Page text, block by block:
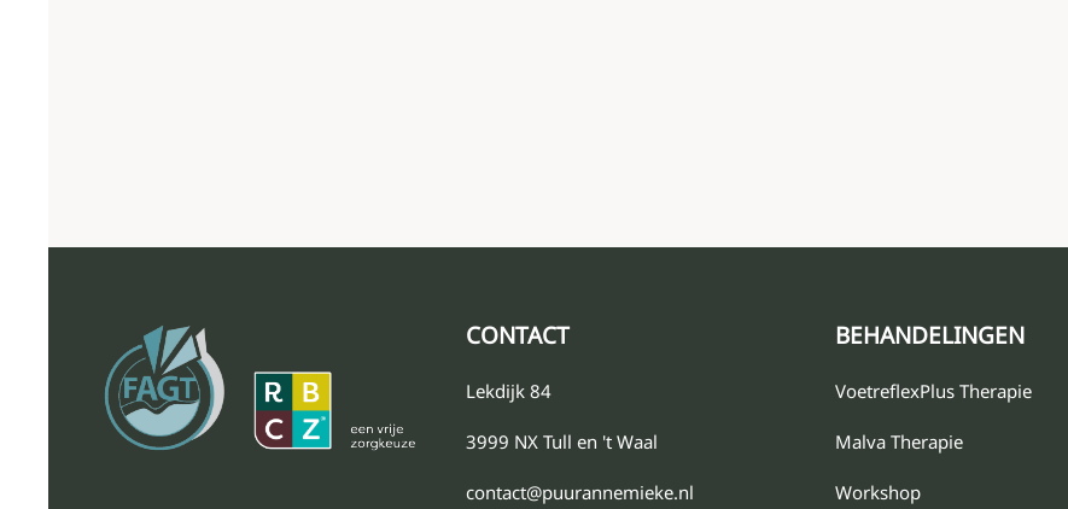
CONTACT
Lekdijk 84
3999 NX Tull en 't Waal
contact@puurannemieke.nl
BEHANDELINGEN
VoetreflexPlus Therapie
Malva Therapie
Workshop